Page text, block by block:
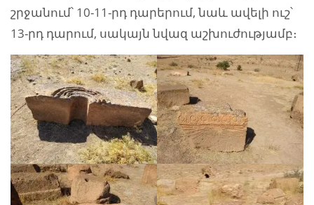
շրջանում՝ 10-11-րդ դարերում, նաև ավելի ուշ՝
13-րդ դարում, սակայն նվազ աշխուժությամբ։